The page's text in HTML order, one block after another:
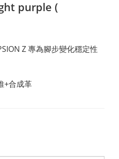
purple (
Z 專為腳步變化穩定性
+合成革